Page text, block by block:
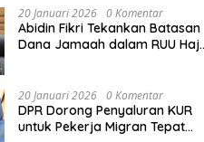
Akibat Bencana
20 Januari 2026 0 Komentar
Abidin Fikri Tekankan Batasan
Dana Jamaah dalam RUU Haji
20 Januari 2026 0 Komentar
DPR Dorong Penyaluran KUR
untuk Pekerja Migran Tepat